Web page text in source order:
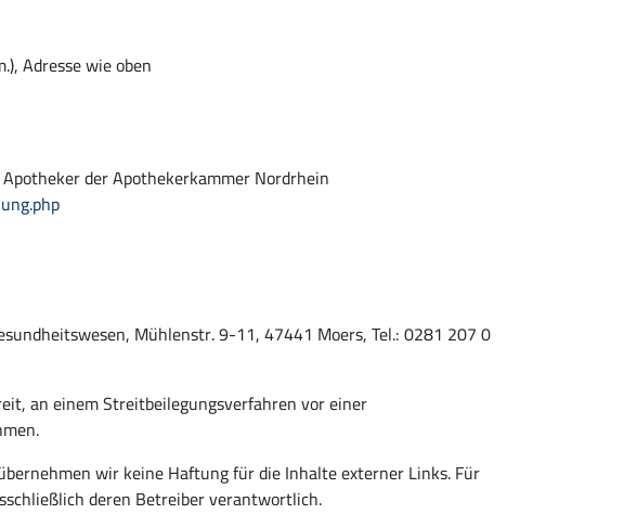
Adresse wie oben
der Apothekerkammer Nordrhein
Mühlenstr. 9-11, 47441 Moers, Tel.: 0281 207 0
an einem Streitbeilegungsverfahren vor einer
wir keine Haftung für die Inhalte externer Links. Für
deren Betreiber verantwortlich.